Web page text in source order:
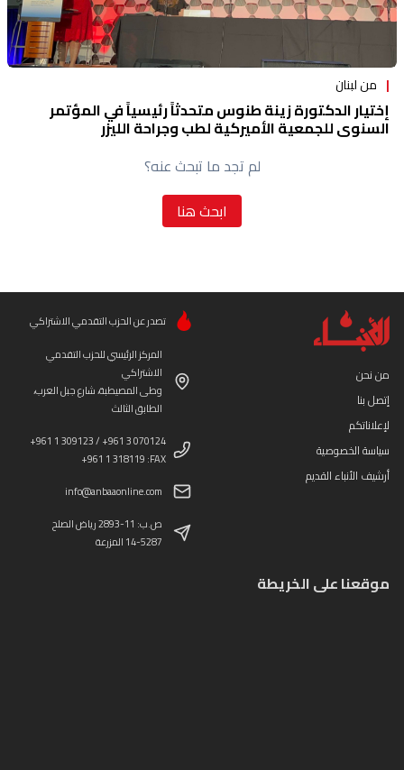
من لبنان
إختيار الدكتورة زينة طنوس متحدثاً رئيسياً في المؤتمر
السنوي للجمعية الأميركية لطب وجراحة الليزر
لم تجد ما تبحث عنه؟
ابحث هنا
من نحن
إتصل بنا
لإعلاناتكم
سياسة الخصوصية
أرشيف الأنباء القديم
تصدر عن الحزب التقدمي الاشتراكي
المركز الرئيسي للحزب التقدمي
الاشتراكي
وطى المصيطبة، شارع جبل العرب،
الطابق الثالث
+961 1 309123 / +961 3 070124
+961 1 318119 :FAX
info@anbaaonline.com
ص.ب: 11-2893 رياض الصلح
14-5287 المزرعة
موقعنا على الخريطة